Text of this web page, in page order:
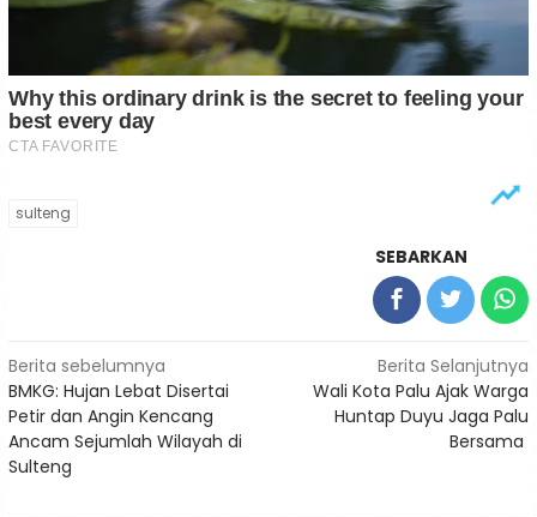
sulteng
SEBARKAN
Navigasi
pos
Berita sebelumnya
BMKG: Hujan Lebat Disertai
Petir dan Angin Kencang
Ancam Sejumlah Wilayah di
Sulteng
Berita Selanjutnya
Wali Kota Palu Ajak Warga
Huntap Duyu Jaga Palu
Bersama